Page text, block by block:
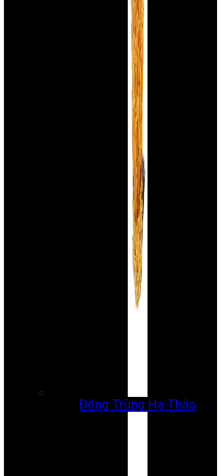
Đông Trùng Hạ Thảo